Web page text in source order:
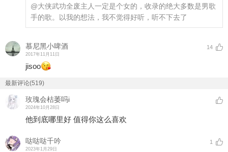
@大侠武功全废主人一定是个女的，收录的绝大多数是男歌
手的歌。以我的想法，我不觉得好听，听不下去了
慕尼黑小啤酒
2017年11月11日
14
jisoo
最新评论(519)
玫瑰会枯萎吗i
2024年10月28日
他到底哪里好 值得你这么喜欢
哒哒哒千吟
2023年1月29日
1